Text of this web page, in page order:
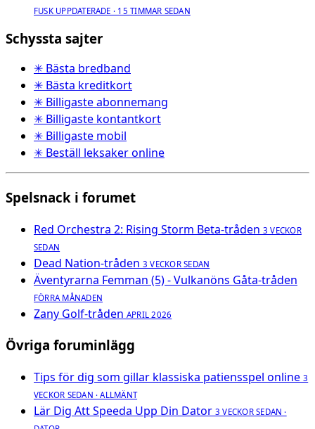
FUSK UPPDATERADE · 15 TIMMAR SEDAN
Schyssta sajter
✳ Bästa bredband
✳ Bästa kreditkort
✳ Billigaste abonnemang
✳ Billigaste kontantkort
✳ Billigaste mobil
✳ Beställ leksaker online
Spelsnack i forumet
Red Orchestra 2: Rising Storm Beta-tråden 3 VECKOR
SEDAN
Dead Nation-tråden 3 VECKOR SEDAN
Äventyrarna Femman (5) - Vulkanöns Gåta-tråden
FÖRRA MÅNADEN
Zany Golf-tråden APRIL 2026
Övriga foruminlägg
Tips för dig som gillar klassiska patiensspel online 3
VECKOR SEDAN · ALLMÄNT
Lär Dig Att Speeda Upp Din Dator 3 VECKOR SEDAN ·